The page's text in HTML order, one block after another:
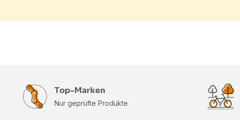
Top-Marken
Nur geprüfte Produkte